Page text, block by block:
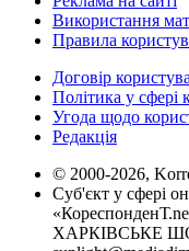
Використання
Правила
Договір
Політика у сфері
Угода щодо
Редакція
© 2000-2026,
Суб'єкт у сфері
ХАРКІВСЬКЕ